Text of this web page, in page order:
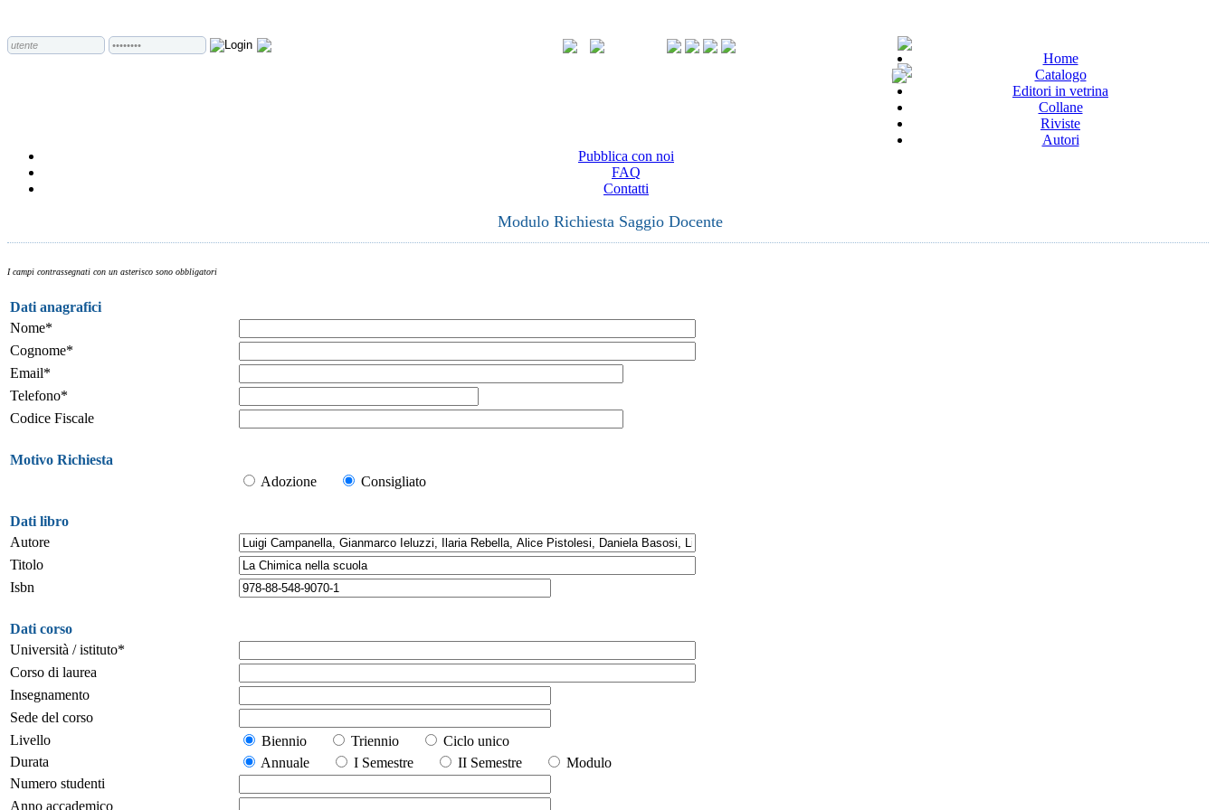
Home
Catalogo
Editori in vetrina
Collane
Riviste
Autori
Pubblica con noi
FAQ
Contatti
Modulo Richiesta Saggio Docente
I campi contrassegnati con un asterisco sono obbligatori
Dati anagrafici
Nome*
Cognome*
Email*
Telefono*
Codice Fiscale
Motivo Richiesta
Adozione
Consigliato
Dati libro
Autore
Titolo
Isbn
Dati corso
Università / istituto*
Corso di laurea
Insegnamento
Sede del corso
Livello
Biennio Triennio
Ciclo unico
Durata
Annuale I Semestre II Semestre
Modulo
Numero studenti
Anno accademico